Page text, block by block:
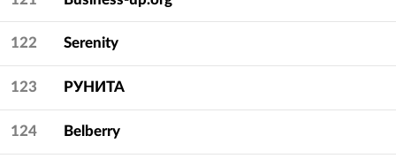
122 Serenity
123 РУНИТА
124 Belberry